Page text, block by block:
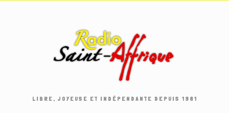
LIBRE, JOYEUSE ET INDÉPENDANTE DEPUIS 1981